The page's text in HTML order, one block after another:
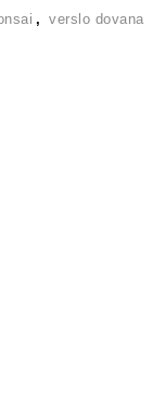
, verslo dovana